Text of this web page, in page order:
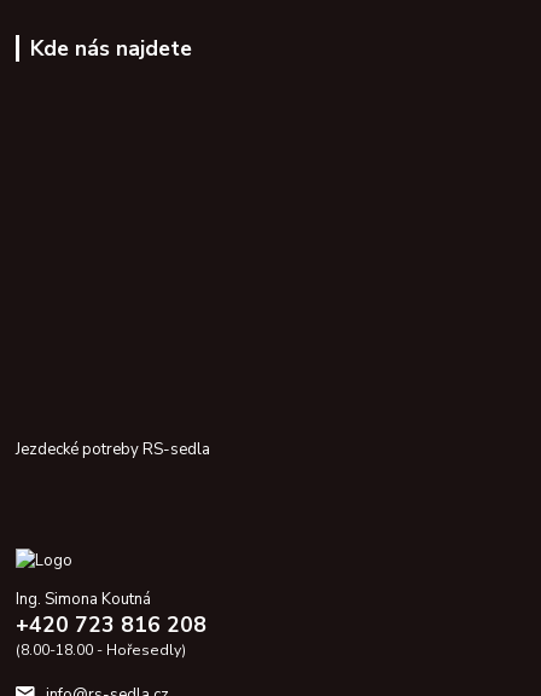
Kde nás najdete
Jezdecké potreby RS-sedla
Ing. Simona Koutná
+420 723 816 208
(8.00-18.00 - Hořesedly)